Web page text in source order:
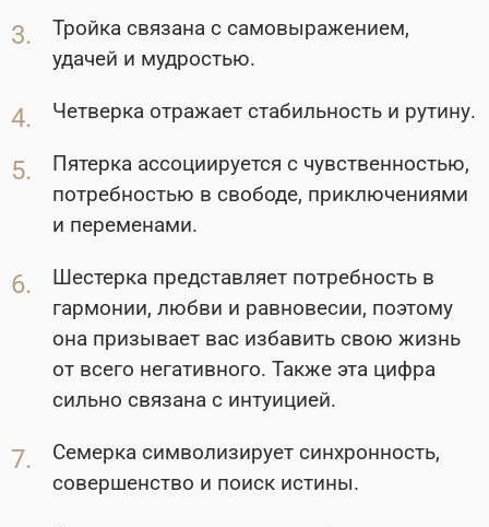
Тройка связана с самовыражением,
удачей и мудростью.
Четверка отражает стабильность и рутину.
Пятерка ассоциируется с чувственностью,
потребностью в свободе, приключениями
и переменами.
Шестерка представляет потребность в
гармонии, любви и равновесии, поэтому
она призывает вас избавить свою жизнь
от всего негативного. Также эта цифра
сильно связана с интуицией.
Семерка символизирует синхронность,
совершенство и поиск истины.